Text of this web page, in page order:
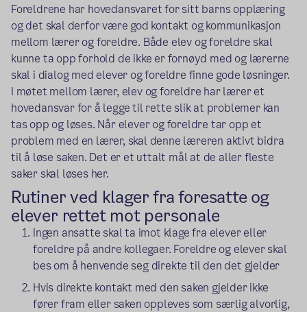
Foreldrene har hovedansvaret for sitt barns opplæring
og det skal derfor være god kontakt og kommunikasjon
mellom lærer og foreldre. Både elev og foreldre skal
kunne ta opp forhold de ikke er fornøyd med og lærerne
skal i dialog med elever og foreldre finne gode løsninger.
I møtet mellom lærer, elev og foreldre har lærer et
hovedansvar for å legge til rette slik at problemer kan
tas opp og løses. Når elever og foreldre tar opp et
problem med en lærer, skal denne læreren aktivt bidra
til å løse saken. Det er et uttalt mål at de aller fleste
saker skal løses her.
Rutiner ved klager fra foresatte og
elever rettet mot personale
Ingen ansatte skal ta imot klage fra elever eller
foreldre på andre kollegaer. Foreldre og elever skal
bes om å henvende seg direkte til den det gjelder
Hvis direkte kontakt med den saken gjelder ikke
fører fram eller saken oppleves som særlig alvorlig,